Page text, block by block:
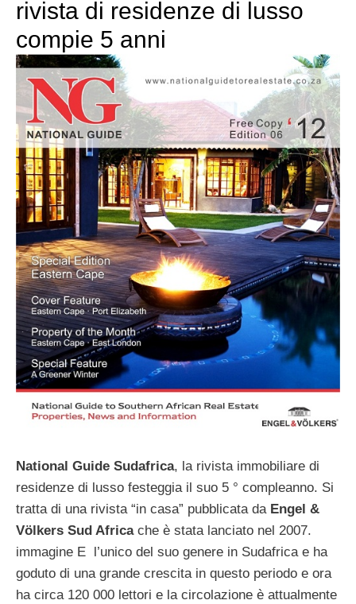
rivista di residenze di lusso
compie 5 anni
National Guide Sudafrica, la rivista immobiliare di
residenze di lusso festeggia il suo 5 ° compleanno. Si
tratta di una rivista “in casa” pubblicata da Engel &
Vӧlkers Sud Africache è stata lanciato nel 2007.
immagine E l’unico del suo genere in Sudafrica e ha
goduto di una grande crescita in questo periodo e ora
ha circa 120 000 lettori e la circolazione è attualmente